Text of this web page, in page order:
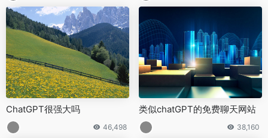
ChatGPT很强大吗
46,498
类似chatGPT的免费聊天网站
38,160